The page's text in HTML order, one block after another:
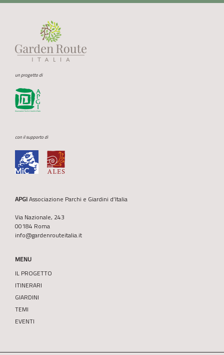
un progetto di
con il supporto di
APGIAssociazione Parchi e Giardini d’Italia
Via Nazionale, 243
00184 Roma
info@gardenrouteitalia.it
MENU
IL PROGETTO
ITINERARI
GIARDINI
TEMI
EVENTI